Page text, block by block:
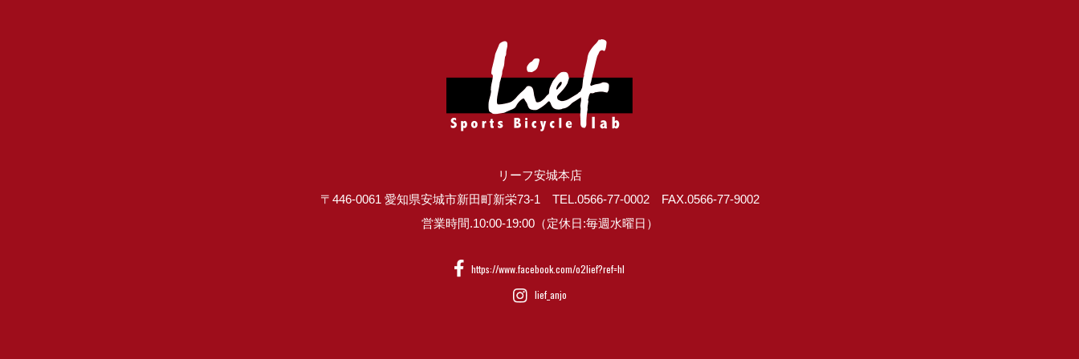
リーフ安城本店
〒446-0061 愛知県安城市新田町新栄73-1 TEL.0566-77-0002 FAX.0566-77-9002
営業時間.10:00-19:00（定休日:毎週水曜日）
https://www.facebook.com/o2lief?ref=hl
lief_anjo